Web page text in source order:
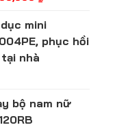
mini
phục hồi
nhà
bộ nam nữ